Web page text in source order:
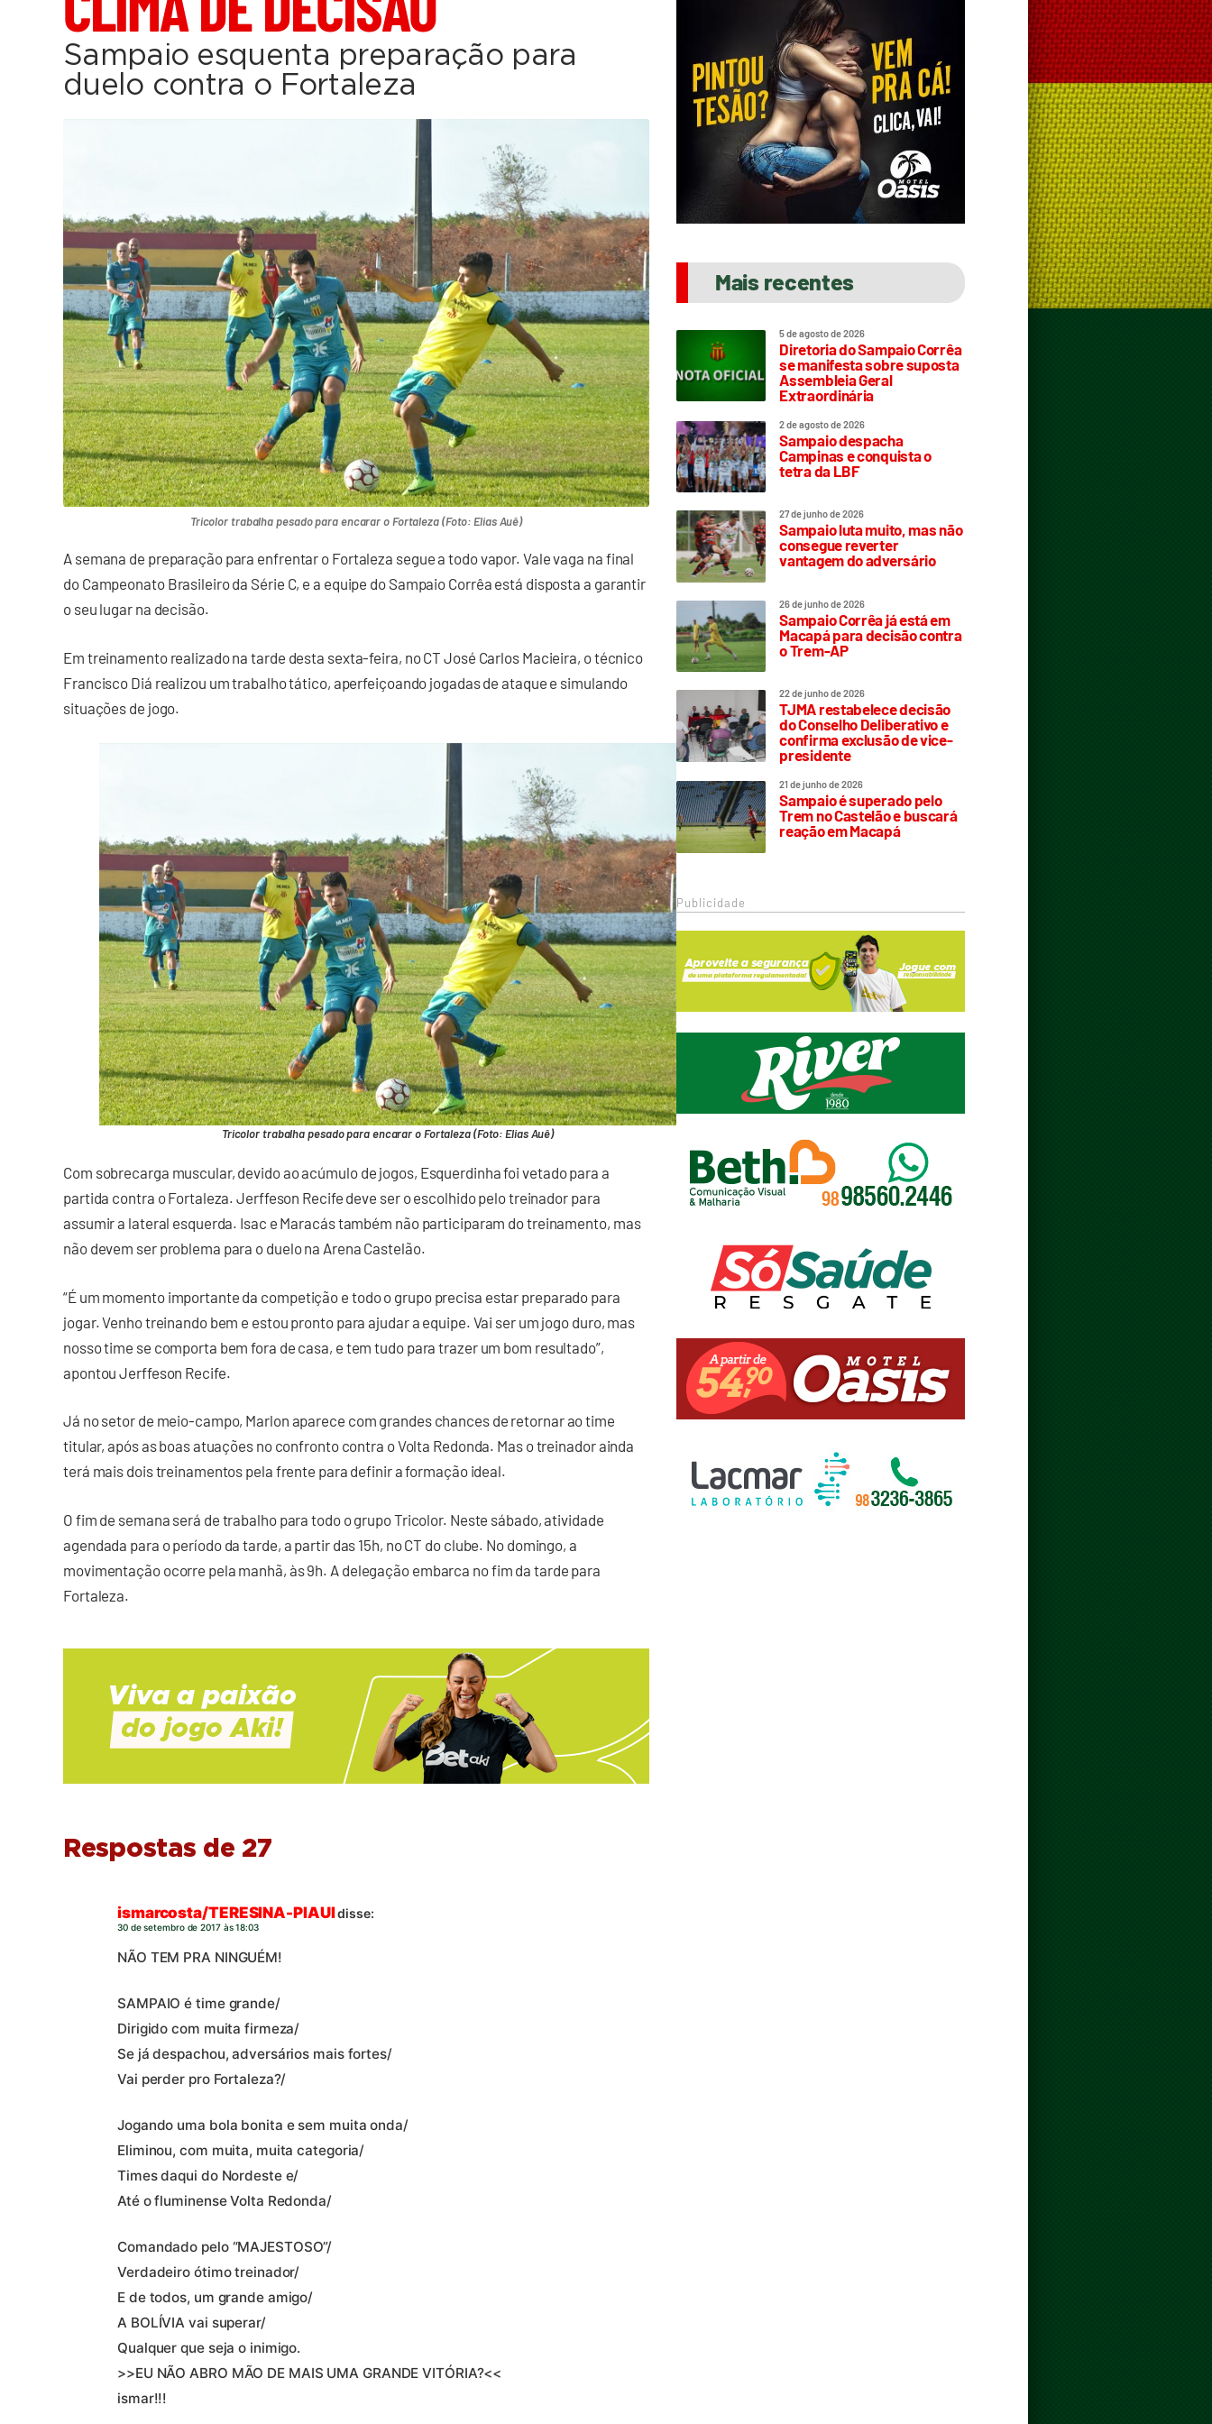
Sampaio esquenta preparação para
duelo contra o Fortaleza
Tricolor trabalha pesado para encarar o Fortaleza (Foto: Elias Auê)
A semana de preparação para enfrentar o Fortaleza segue a todo vapor. Vale vaga na final
do Campeonato Brasileiro da Série C, e a equipe do Sampaio Corrêa está disposta a garantir
o seu lugar na decisão.
Em treinamento realizado na tarde desta sexta-feira, no CT José Carlos Macieira, o técnico
Francisco Diá realizou um trabalho tático, aperfeiçoando jogadas de ataque e simulando
situações de jogo.
Tricolor trabalha pesado para encarar o Fortaleza (Foto: Elias Auê)
Com sobrecarga muscular, devido ao acúmulo de jogos, Esquerdinha foi vetado para a
partida contra o Fortaleza. Jerffeson Recife deve ser o escolhido pelo treinador para
assumir a lateral esquerda. Isac e Maracás também não participaram do treinamento, mas
não devem ser problema para o duelo na Arena Castelão.
“É um momento importante da competição e todo o grupo precisa estar preparado para
jogar. Venho treinando bem e estou pronto para ajudar a equipe. Vai ser um jogo duro, mas
nosso time se comporta bem fora de casa, e tem tudo para trazer um bom resultado”,
apontou Jerffeson Recife.
Já no setor de meio-campo, Marlon aparece com grandes chances de retornar ao time
titular, após as boas atuações no confronto contra o Volta Redonda. Mas o treinador ainda
terá mais dois treinamentos pela frente para definir a formação ideal.
O fim de semana será de trabalho para todo o grupo Tricolor. Neste sábado, atividade
agendada para o período da tarde, a partir das 15h, no CT do clube. No domingo, a
movimentação ocorre pela manhã, às 9h. A delegação embarca no fim da tarde para
Fortaleza.
Respostas de 27
ismarcosta/TERESINA-PIAUIdisse:
30 de setembro de 2017 às 18:03
NÃO TEM PRA NINGUÉM!
SAMPAIO é time grande/
Dirigido com muita firmeza/
Se já despachou, adversários mais fortes/
Vai perder pro Fortaleza?/
Jogando uma bola bonita e sem muita onda/
Eliminou, com muita, muita categoria/
Times daqui do Nordeste e/
Até o fluminense Volta Redonda/
Comandado pelo “MAJESTOSO”/
Verdadeiro ótimo treinador/
E de todos, um grande amigo/
A BOLÍVIA vai superar/
Qualquer que seja o inimigo.
>>EU NÃO ABRO MÃO DE MAIS UMA GRANDE VITÓRIA?<<
ismar!!!
Mais recentes
5 de agosto de 2026
Diretoria do Sampaio Corrêa
se manifesta sobre suposta
Assembleia Geral
Extraordinária
2 de agosto de 2026
Sampaio despacha
Campinas e conquista o
tetra da LBF
27 de junho de 2026
Sampaio luta muito, mas não
consegue reverter
vantagem do adversário
26 de junho de 2026
Sampaio Corrêa já está em
Macapá para decisão contra
o Trem-AP
22 de junho de 2026
TJMA restabelece decisão
do Conselho Deliberativo e
confirma exclusão de vice-
presidente
21 de junho de 2026
Sampaio é superado pelo
Trem no Castelão e buscará
reação em Macapá
Publicidade